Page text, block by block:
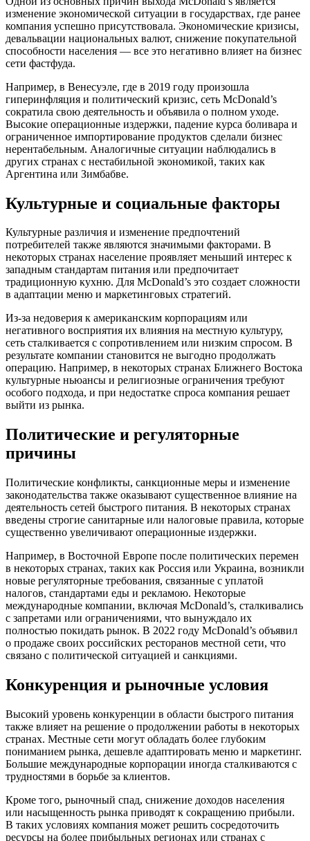
изменение экономической ситуации в государствах, где ранее
компания успешно присутствовала. Экономические кризисы,
девальвации национальных валют, снижение покупательной
способности населения — все это негативно влияет на бизнес
сети фастфуда.
Например, в Венесуэле, где в 2019 году произошла
гиперинфляция и политический кризис, сеть McDonald’s
сократила свою деятельность и объявила о полном уходе.
Высокие операционные издержки, падение курса боливара и
ограниченное импортирование продуктов сделали бизнес
нерентабельным. Аналогичные ситуации наблюдались в
других странах с нестабильной экономикой, таких как
Аргентина или Зимбабве.
Культурные и социальные факторы
Культурные различия и изменение предпочтений
потребителей также являются значимыми факторами. В
некоторых странах население проявляет меньший интерес к
западным стандартам питания или предпочитает
традиционную кухню. Для McDonald’s это создает сложности
в адаптации меню и маркетинговых стратегий.
Из-за недоверия к американским корпорациям или
негативного восприятия их влияния на местную культуру,
сеть сталкивается с сопротивлением или низким спросом. В
результате компании становится не выгодно продолжать
операцию. Например, в некоторых странах Ближнего Востока
культурные ньюансы и религиозные ограничения требуют
особого подхода, и при недостатке спроса компания решает
выйти из рынка.
Политические и регуляторные
причины
Политические конфликты, санкционные меры и изменение
законодательства также оказывают существенное влияние на
деятельность сетей быстрого питания. В некоторых странах
введены строгие санитарные или налоговые правила, которые
существенно увеличивают операционные издержки.
Например, в Восточной Европе после политических перемен
в некоторых странах, таких как Россия или Украина, возникли
новые регуляторные требования, связанные с уплатой
налогов, стандартами еды и рекламою. Некоторые
международные компании, включая McDonald’s, сталкивались
с запретами или ограничениями, что вынуждало их
полностью покидать рынок. В 2022 году McDonald’s объявил
о продаже своих российских ресторанов местной сети, что
связано с политической ситуацией и санкциями.
Конкуренция и рыночные условия
Высокий уровень конкуренции в области быстрого питания
также влияет на решение о продолжении работы в некоторых
странах. Местные сети могут обладать более глубоким
пониманием рынка, дешевле адаптировать меню и маркетинг.
Большие международные корпорации иногда сталкиваются с
трудностями в борьбе за клиентов.
Кроме того, рыночный спад, снижение доходов населения
или насыщенность рынка приводят к сокращению прибыли.
В таких условиях компания может решить сосредоточить
ресурсы на более прибыльных регионах или странах с